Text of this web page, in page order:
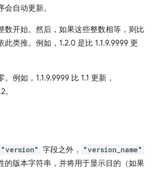
自动更新。
数开始。然后，如果这些整数相等，则比
此类推。例如，1.2.0 是比 1.1.9.9999 更
例如，1.1.9.9999 比 1.1 更新，
"version" 字段之外， "version_name"
的版本字符串，并将用于显示目的（如果